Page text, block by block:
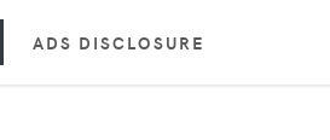
ADS DISCLOSURE